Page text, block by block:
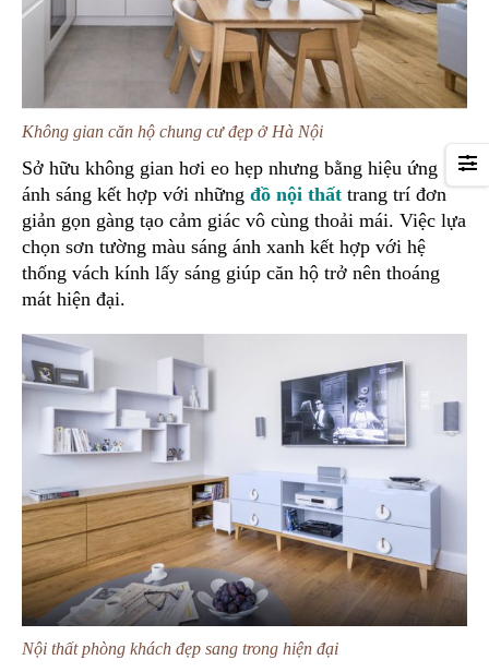
Không gian căn hộ chung cư đẹp ở Hà Nội
Sở hữu không gian hơi eo hẹp nhưng bằng hiệu ứng
ánh sáng kết hợp với những đồ nội thất trang trí đơn
giản gọn gàng tạo cảm giác vô cùng thoải mái. Việc lựa
chọn sơn tường màu sáng ánh xanh kết hợp với hệ
thống vách kính lấy sáng giúp căn hộ trở nên thoáng
mát hiện đại.
Nội thất phòng khách đẹp sang trong hiện đại